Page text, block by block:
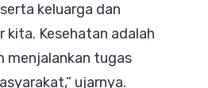
keluarga dan
kita. Kesehatan adalah
menjalankan tugas
ujarnya.